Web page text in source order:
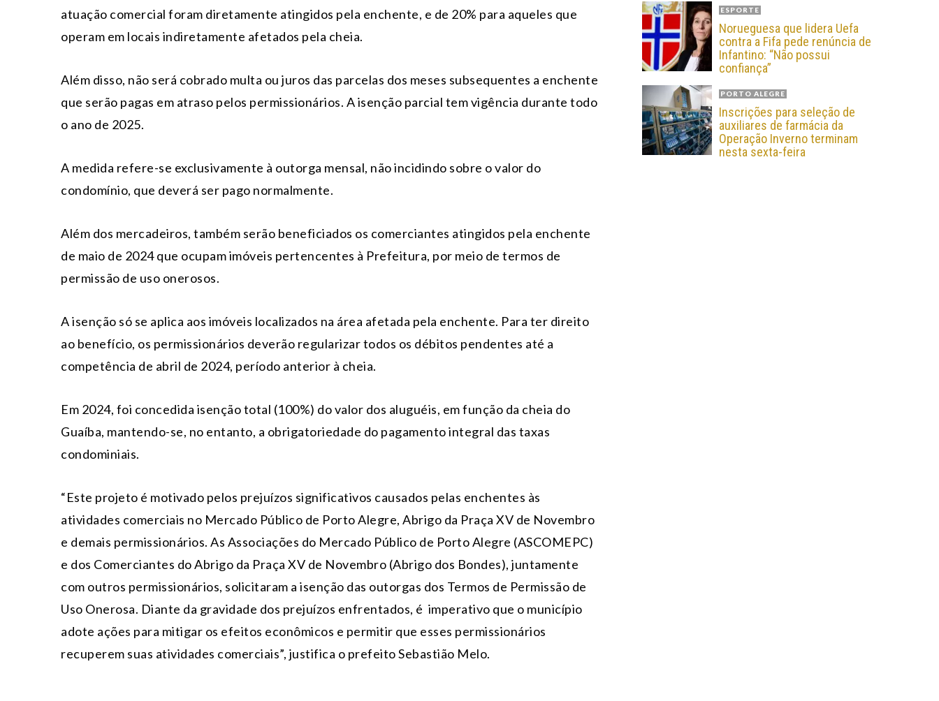
atuação comercial foram diretamente atingidos pela enchente, e de 20% para aqueles que
operam em locais indiretamente afetados pela cheia.
Além disso, não será cobrado multa ou juros das parcelas dos meses subsequentes a enchente
que serão pagas em atraso pelos permissionários. A isenção parcial tem vigência durante todo
o ano de 2025.
A medida refere-se exclusivamente à outorga mensal, não incidindo sobre o valor do
condomínio, que deverá ser pago normalmente.
Além dos mercadeiros, também serão beneficiados os comerciantes atingidos pela enchente
de maio de 2024 que ocupam imóveis pertencentes à Prefeitura, por meio de termos de
permissão de uso onerosos.
A isenção só se aplica aos imóveis localizados na área afetada pela enchente. Para ter direito
ao benefício, os permissionários deverão regularizar todos os débitos pendentes até a
competência de abril de 2024, período anterior à cheia.
Em 2024, foi concedida isenção total (100%) do valor dos aluguéis, em função da cheia do
Guaíba, mantendo-se, no entanto, a obrigatoriedade do pagamento integral das taxas
condominiais.
“Este projeto é motivado pelos prejuízos significativos causados pelas enchentes às
atividades comerciais no Mercado Público de Porto Alegre, Abrigo da Praça XV de Novembro
e demais permissionários. As Associações do Mercado Público de Porto Alegre (ASCOMEPC)
e dos Comerciantes do Abrigo da Praça XV de Novembro (Abrigo dos Bondes), juntamente
com outros permissionários, solicitaram a isenção das outorgas dos Termos de Permissão de
Uso Onerosa. Diante da gravidade dos prejuízos enfrentados, é imperativo que o município
adote ações para mitigar os efeitos econômicos e permitir que esses permissionários
recuperem suas atividades comerciais”, justifica o prefeito Sebastião Melo.
ESPORTE
Norueguesa que lidera Uefa
contra a Fifa pede renúncia de
Infantino: “Não possui
confiança”
PORTO ALEGRE
Inscrições para seleção de
auxiliares de farmácia da
Operação Inverno terminam
nesta sexta-feira